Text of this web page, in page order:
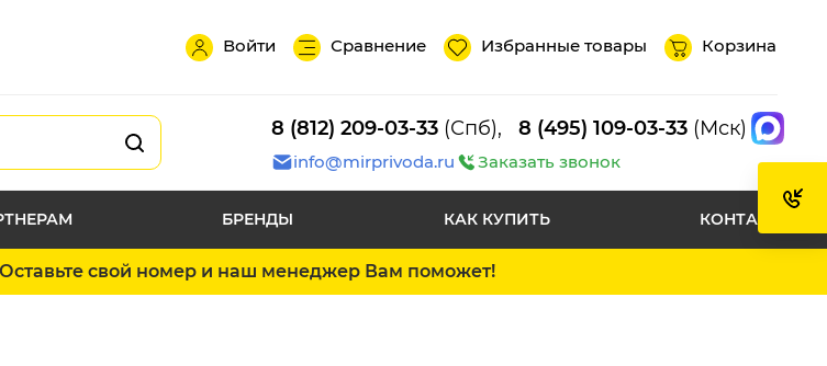
Войти Сравнение Избранные товары Корзина
8 (812) 209-03-33 (Спб), 8 (495) 109-03-33 (Мск)
info@mirprivoda.ru Заказать звонок
БРЕНДЫ КАК КУПИТЬ КОНТАКТЫ
свой номер и наш менеджер Вам поможет!